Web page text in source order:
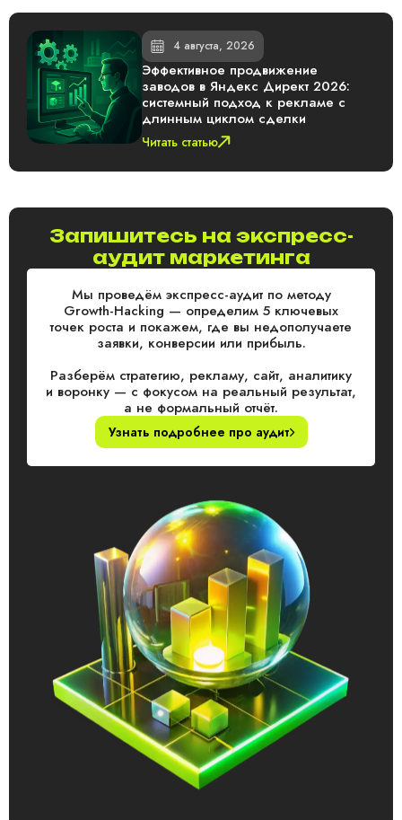
4 августа, 2026
Эффективное продвижение
заводов в Яндекс Директ 2026:
системный подход к рекламе с
длинным циклом сделки
Читать статью
Запишитесь на экспресс-
аудит маркетинга
Мы проведём экспресс-аудит по методу
Growth-Hacking — определим 5 ключевых
точек роста и покажем, где вы недополучаете
заявки, конверсии или прибыль.
Разберём стратегию, рекламу, сайт, аналитику
и воронку — с фокусом на реальный результат,
а не формальный отчёт.
Узнать подробнее про аудит